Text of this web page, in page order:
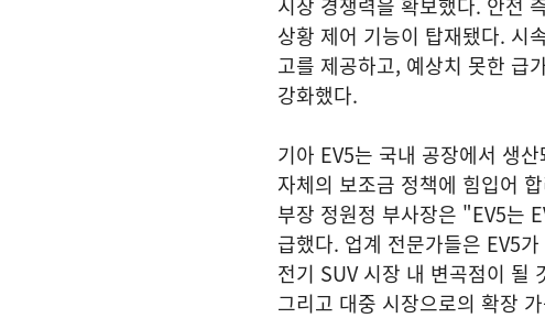
시장 경쟁력을 확보했다. 안전
상황 제어 기능이 탑재됐다. 시
고를 제공하고, 예상치 못한 급
강화했다.
기아 EV5는 국내 공장에서 생
자체의 보조금 정책에 힘입어
부장 정원정 부사장은 "EV5는
급했다. 업계 전문가들은 EV5
전기 SUV 시장 내 변곡점이 될
그리고 대중 시장으로의 확장